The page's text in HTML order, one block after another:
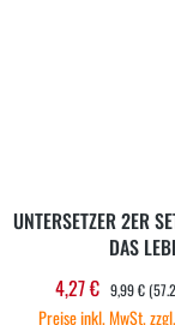
UNTERSETZER 2ER
DAS
4,27 € 9,99 €
Preise inkl. MwSt.